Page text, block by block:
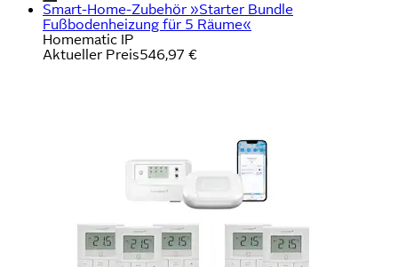
Smart-Home-Zubehör »Starter Bundle
Fußbodenheizung für 5 Räume«
Homematic IP
Aktueller Preis546,97 €